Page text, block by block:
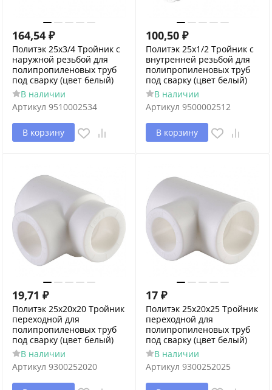
164,54 ₽
Политэк 25x3/4 Тройник с
наружной резьбой для
полипропиленовых труб
под сварку (цвет белый)
В наличии
Артикул 9510002534
В корзину
100,50 ₽
Политэк 25х1/2 Тройник с
внутренней резьбой для
полипропиленовых труб
под сварку (цвет белый)
В наличии
Артикул 9500002512
В корзину
19,71 ₽
Политэк 25х20х20 Тройник
переходной для
полипропиленовых труб
под сварку (цвет белый)
В наличии
Артикул 9300252020
17 ₽
Политэк 25х20х25 Тройник
переходной для
полипропиленовых труб
под сварку (цвет белый)
В наличии
Артикул 9300252025